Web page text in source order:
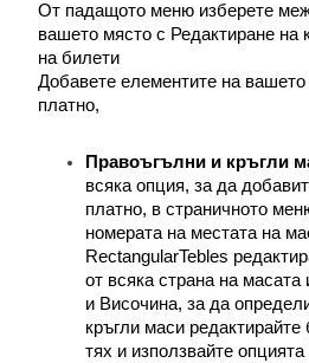
От падащото меню изберете
вашето място с Редактиране на
на билети
Добавете елементите на
платно,
Правоъгълни и кръгли
всяка опция, за да
платно, в страничното
номерата на местата на
RectangularTebles
от всяка страна на
и Височина, за да
кръгли маси
тях и използвайте